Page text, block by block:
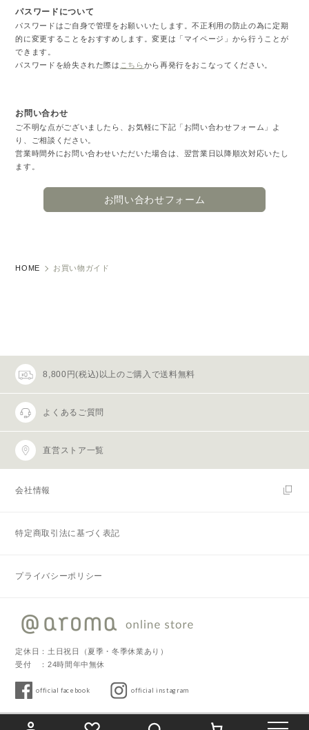
パスワードについて
パスワードはご自身で管理をお願いいたします。不正利用の防止の為に定期
的に変更することをおすすめします。変更は「マイページ」から行うことが
できます。
パスワードを紛失された際は こちらから再発行をおこなってください。
お問い合わせ
ご不明な点がございましたら、お気軽に下記「お問い合わせフォーム」よ
り、ご相談ください。
営業時間外にお問い合わせいただいた場合は、翌営業日以降順次対応いたし
ます。
お問い合わせフォーム
HOME お買い物ガイド
8,800円(税込)以上のご購入で送料無料
よくあるご質問
直営ストア一覧
会社情報
特定商取引法に基づく表記
プライバシーポリシー
定休日：土日祝日（夏季・冬季休業あり）
受付 ：24時間年中無休
official facebook official instagram